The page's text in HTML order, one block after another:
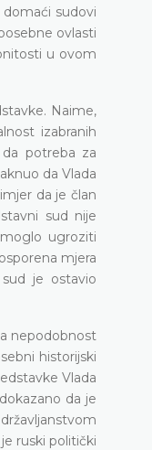
sudovi
ovlasti
u ovom
Naime,
izabranih
potreba za
da Vlada
da je član
sud nije
ugroziti
mjera
je ostavio
nepodobnost
historijski
Vlada
da je
ruski politički